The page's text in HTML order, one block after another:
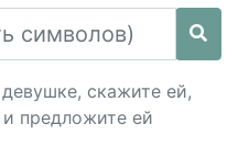
скажите ей,
предложите ей